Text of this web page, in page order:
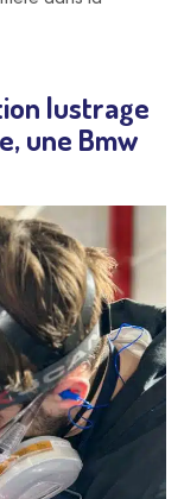
lustrage
une Bmw